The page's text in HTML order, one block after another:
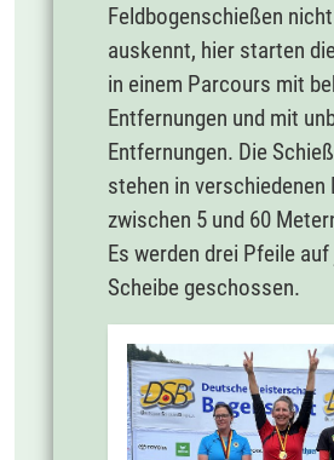
Feldbogenschießen
auskennt, hier starten
in einem Parcours mit
Entfernungen und mit
Entfernungen. Die
stehen in verschiedenen
zwischen 5 und 60
Es werden drei Pfeile
Scheibe geschossen.